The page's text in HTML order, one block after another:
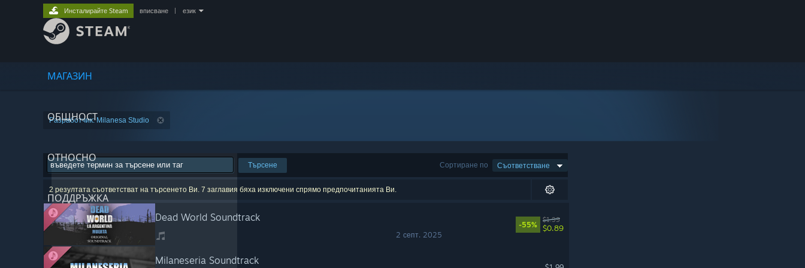
МАГАЗИН
ОБЩНОСТ
ОТНОСНО
ПОДДРЪЖКА
Инсталирайте Steam вписване език
Разработчик: Milanesa Studio
Сортиране по Съответстване
Търсене
2 резултата съответстват на търсенето Ви. 7 заглавия бяха изключени спрямо предпочитанията Ви.
Dead World Soundtrack
2 септ. 2025
-55%
$1.99
$0.89
Milaneseria Soundtrack